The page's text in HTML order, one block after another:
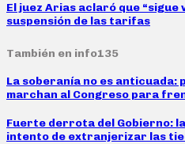
El juez Arias aclaró que
suspensión de las tarifas
También en info135
La soberanía no es anticuada:
marchan al Congreso para
Fuerte derrota del Gobierno:
intento de extranjerizar las